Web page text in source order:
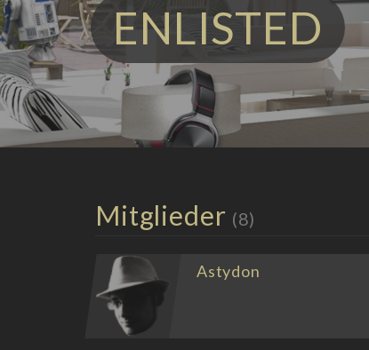
ENLISTED
Mitglieder (8)
Astydon